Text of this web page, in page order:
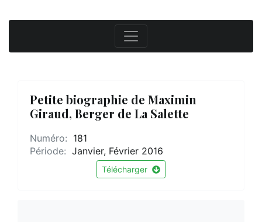
Petite biographie de Maximin
Giraud, Berger de La Salette
Numéro: 181
Période: Janvier, Février 2016
Télécharger